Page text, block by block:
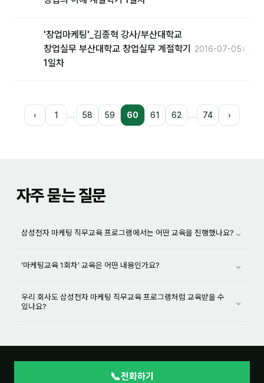
'창업마케팅'_김종혁 강사/부산대학교
창업실무 부산대학교 창업실무 계절학기
1일차
2016-07-05›
‹ 1 … 58 59 60 61 62 … 74 ›
자주 묻는 질문
삼성전자 마케팅 직무교육 프로그램에서는 어떤 교육을 진행했나요? ⌄
‘마케팅교육 1회차’ 교육은 어떤 내용인가요? ⌄
우리 회사도 삼성전자 마케팅 직무교육 프로그램처럼 교육받을 수
있나요?
⌄
📞전화하기